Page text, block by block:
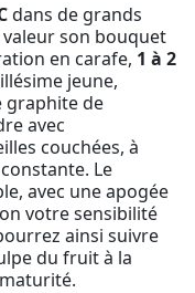
dans de grands
son bouquet
en carafe, 1 à 2
jeune,
graphite de
avec
couchées, à
Le
avec une apogée
votre sensibilité
ainsi suivre
du fruit à la